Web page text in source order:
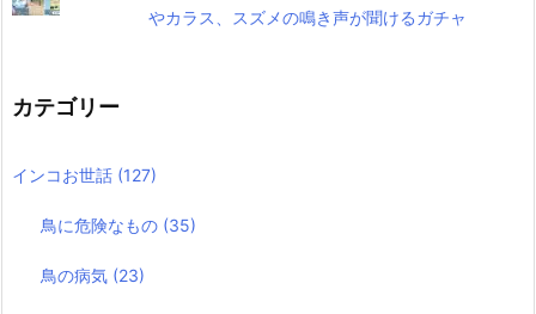
やカラス、スズメの鳴き声が聞けるガチャ
カテゴリー
インコお世話 (127)
鳥に危険なもの (35)
鳥の病気 (23)